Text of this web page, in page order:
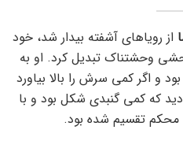
از رویاهای آشفته بیدار شد، خود
وحشتناک تبدیل کرد. او به
و اگر کمی سرش را بالا بیاورد
که کمی گنبدی شکل بود و با
تقسیم شده بود.